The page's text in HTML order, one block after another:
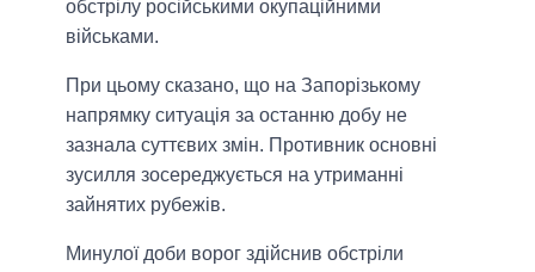
обстрілу російськими окупаційними
військами.
При цьому сказано, що на Запорізькому
напрямку ситуація за останню добу не
зазнала суттєвих змін. Противник основні
зусилля зосереджується на утриманні
зайнятих рубежів.
Минулої доби ворог здійснив обстріли